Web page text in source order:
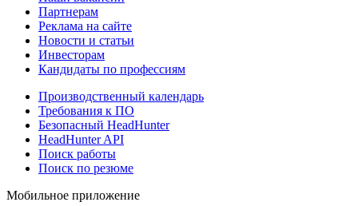
Партнерам
Реклама на сайте
Новости и статьи
Инвесторам
Кандидаты по профессиям
Производственный календарь
Требования к ПО
Безопасный HeadHunter
HeadHunter API
Поиск работы
Поиск по резюме
Мобильное приложение